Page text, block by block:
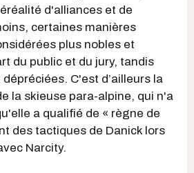
d'alliances et de
certaines manières
plus nobles et
du public et du jury, tandis
C'est d’ailleurs la
la skieuse para-alpine, qui n'a
a qualifié de « règne de
des tactiques de Danick lors
Narcity.